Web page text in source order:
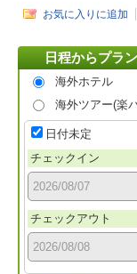
お気に入りに追加
日程からプラ
海外ホテル
海外ツアー(楽
日付未定
チェックイン
チェックアウト